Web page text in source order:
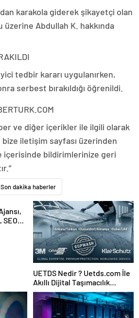
karakola giderek şikayetçi olan
üzerine Abdullah K. hakkında
tedbir kararı uygulanırken,
serbest bırakıldığı öğrenildi.
ve diğer içerikler ile ilgili olarak
iletişim sayfası üzerinden
içerisinde bildirimlerinize geri
Son dakika haberler
SEO
UETDS Nedir ? Uetds.com İle
Akıllı Dijital Taşımacılık
Yazılımı